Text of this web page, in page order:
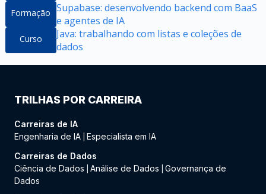
Formação Supabase: desenvolvendo backend com BaaS
e agentes de IA
Curso
Java: trabalhando com listas e coleções de
dados
TRILHAS POR CARREIRA
Carreiras de IA
Engenharia de IA Especialista em IA
Carreiras de Dados
Ciência de Dados
Análise de Dados
Governança de
Dados